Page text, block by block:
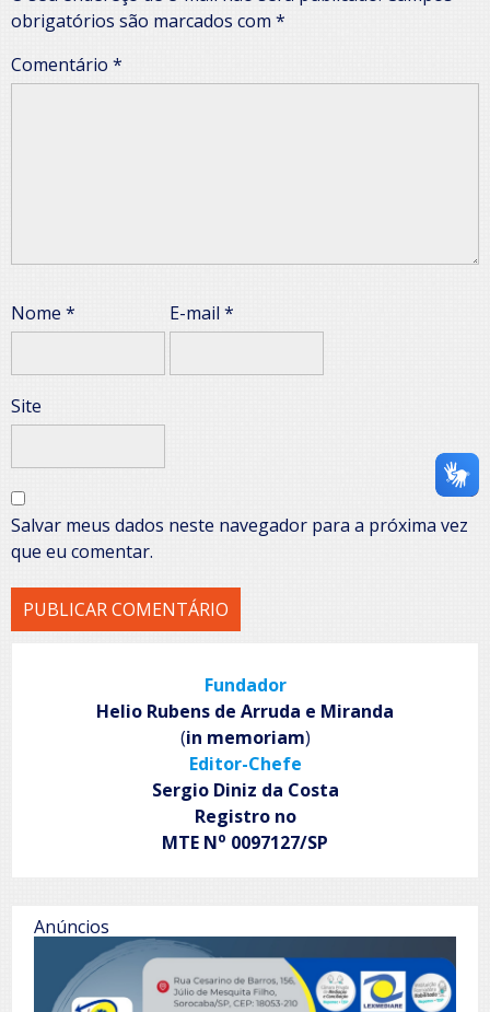
obrigatórios são marcados com *
Comentário *
Nome * E-mail*
Site
Salvar meus dados neste navegador para a próxima vez
que eu comentar.
Fundador
Helio Rubens de Arruda e Miranda
(in memoriam)
Editor-Chefe
Sergio Diniz da Costa
Registro no
MTE No 0097127/SP
Anúncios